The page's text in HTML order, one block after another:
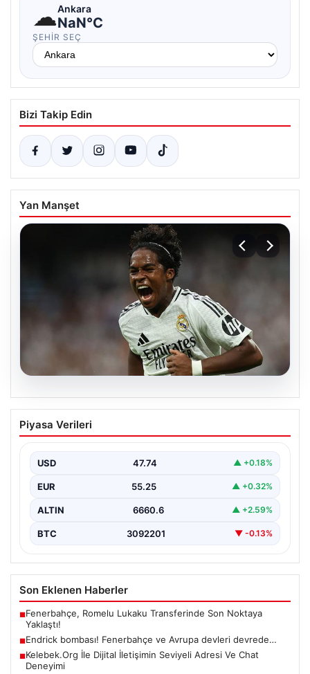
☁Ankara
NaN°C
ŞEHIR SEÇ
Bizi Takip Edin
Yan Manşet
Endrick bombası! Fenerbahçe ve
Avrupa devleri devrede…
Piyasa Verileri
USD 47.74 ▲ +0.18%
EUR 55.25 ▲ +0.32%
ALTIN 6660.6 ▲ +2.59%
BTC 3092201 ▼ -0.13%
Son Eklenen Haberler
■Fenerbahçe, Romelu Lukaku Transferinde Son Noktaya
Yaklaştı!
■Endrick bombası! Fenerbahçe ve Avrupa devleri devrede…
■Kelebek.Org İle Dijital İletişimin Seviyeli Adresi Ve Chat
Deneyimi